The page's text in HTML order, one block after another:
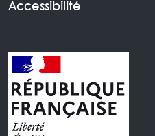
Accessibilité